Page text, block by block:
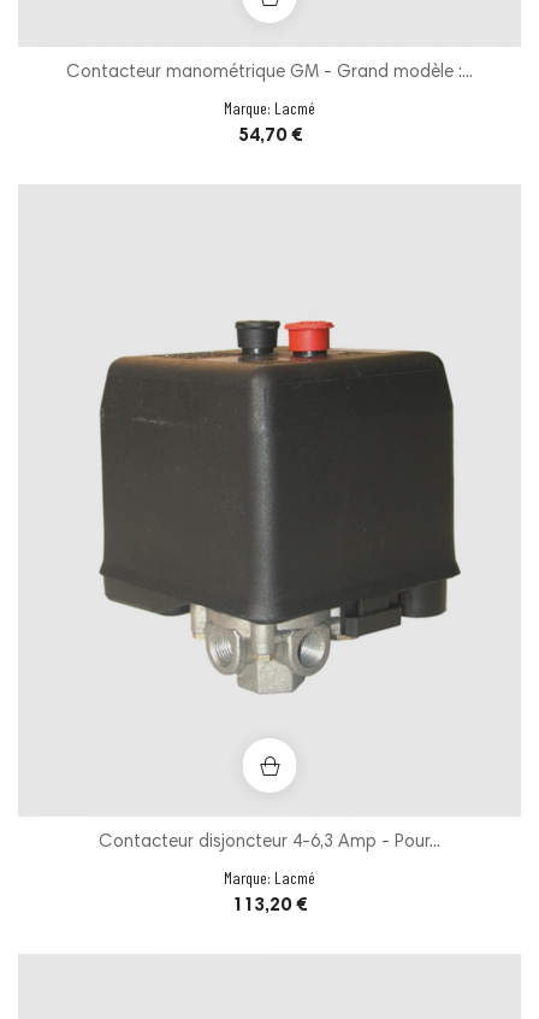
Contacteur manométrique GM - Grand modèle :...
Marque: Lacmé
Prix
54,70 €
Contacteur disjoncteur 4-6,3 Amp - Pour...
Marque: Lacmé
Prix
113,20 €